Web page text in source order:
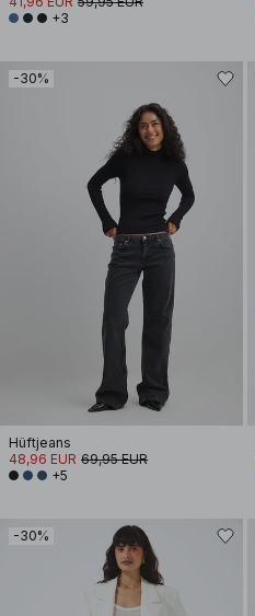
+3
-30%
Hüftjeans
48,96 EUR 69,95 EUR
+5
-30%